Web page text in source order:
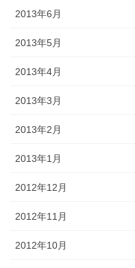
2013年6月
2013年5月
2013年4月
2013年3月
2013年2月
2013年1月
2012年12月
2012年11月
2012年10月